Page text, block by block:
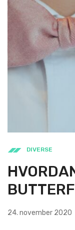
DIVERSE
24. november 2020